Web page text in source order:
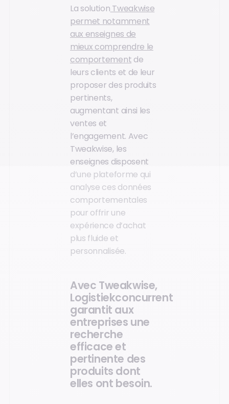
La solution Tweakwise
permet notamment
aux enseignes de
mieux comprendre le
comportement de
leurs clients et de leur
proposer des produits
pertinents,
augmentant ainsi les
ventes et
l’engagement. Avec
Tweakwise, les
enseignes disposent
d’une plateforme qui
analyse ces données
comportementales
pour offrir une
expérience d’achat
plus fluide et
personnalisée.
Avec Tweakwise,
Logistiekconcurrent
garantit aux
entreprises une
recherche
efficace et
pertinente des
produits dont
elles ont besoin.